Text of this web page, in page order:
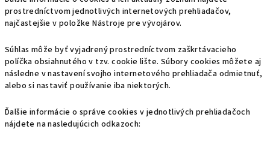
prostredníctvom jednotlivých internetových prehliadačov,
najčastejšie v položke Nástroje pre vývojárov.
Súhlas môže byť vyjadrený prostredníctvom zaškrtávacieho
políčka obsiahnutého v tzv. cookie lište. Súbory cookies môžete aj
následne v nastavení svojho internetového prehliadača odmietnuť,
alebo si nastaviť používanie iba niektorých.
Ďalšie informácie o správe cookies v jednotlivých prehliadačoch
nájdete na nasledujúcich odkazoch: